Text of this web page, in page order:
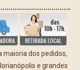
maioria dos pedidos,
e grandes